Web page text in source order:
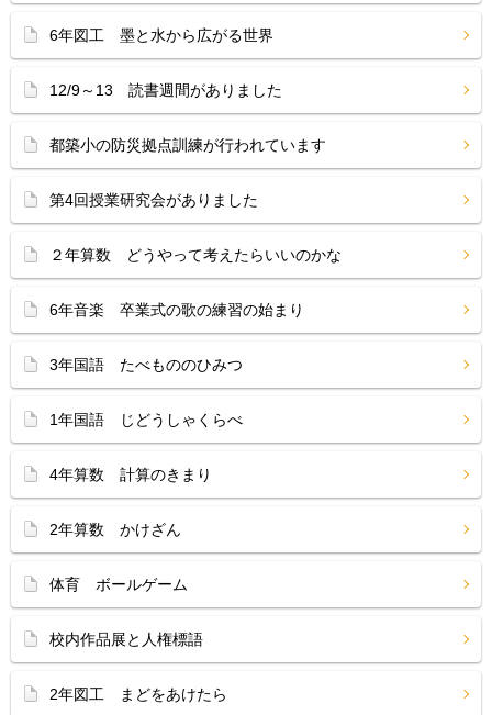
6年図工 墨と水から広がる世界
12/9～13 読書週間がありました
都築小の防災拠点訓練が行われています
第4回授業研究会がありました
２年算数 どうやって考えたらいいのかな
6年音楽 卒業式の歌の練習の始まり
3年国語 たべもののひみつ
1年国語 じどうしゃくらべ
4年算数 計算のきまり
2年算数 かけざん
体育 ボールゲーム
校内作品展と人権標語
2年図工 まどをあけたら